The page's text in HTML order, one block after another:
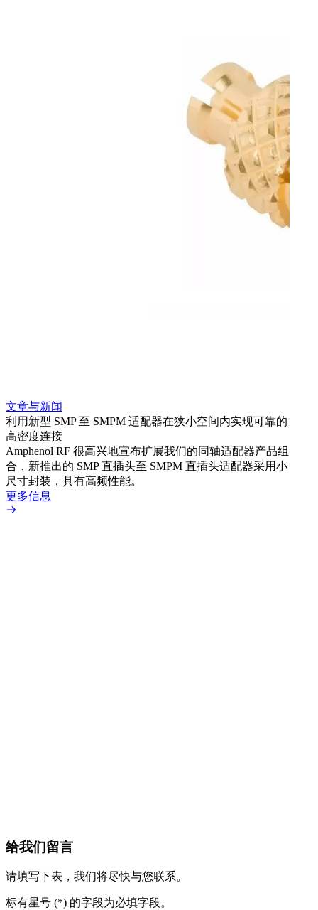
文章与新闻
利用新型 SMP 至 SMPM 适配器在狭小空间内实现可靠的
高密度连接
Amphenol RF 很高兴地宣布扩展我们的同轴适配器产品组
合，新推出的 SMP 直插头至 SMPM 直插头适配器采用小
尺寸封装，具有高频性能。
更多信息
给我们留言
请填写下表，我们将尽快与您联系。
标有星号 (*) 的字段为必填字段。